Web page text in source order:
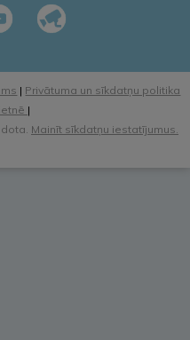
| Privātuma un sīkdatņu politika
|
Mainīt sīkdatņu iestatījumus.